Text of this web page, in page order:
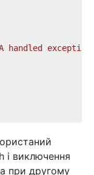
handled
виключення
при другому